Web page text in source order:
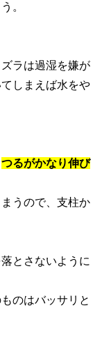
。
ラは過湿を嫌が
しまえば水をや
つるがかなり伸び
うので、支柱か
とさないように
のはバッサリと